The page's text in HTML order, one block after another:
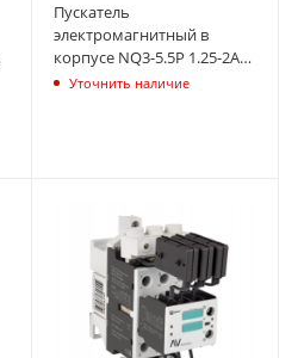
Пускатель
электромагнитный в
корпусе NQ3-5.5P 1.25-2А
AC 220В IP55 (R) CHINT
Уточнить наличие